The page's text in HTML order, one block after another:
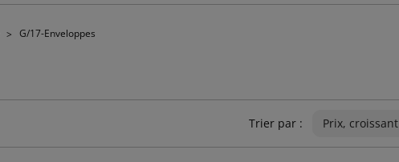
G/17-Enveloppes
Trier par : Prix, croissant